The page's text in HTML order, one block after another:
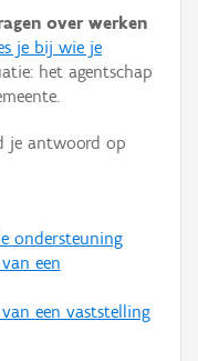
over werken
je bij wie je
het agentschap
je antwoord op
ondersteuning
een
een vaststelling